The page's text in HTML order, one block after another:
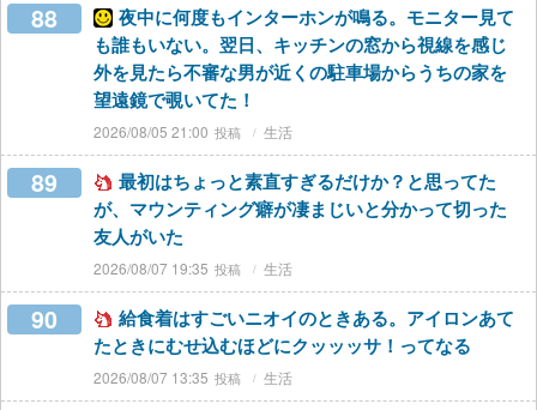
88
夜中に何度もインターホンが鳴る。モニター見て
も誰もいない。翌日、キッチンの窓から視線を感じ
外を見たら不審な男が近くの駐車場からうちの家を
望遠鏡で覗いてた！
2026/08/05 21:00 生活
89
最初はちょっと素直すぎるだけか？と思ってた
が、マウンティング癖が凄まじいと分かって切った
友人がいた
2026/08/07 19:35 生活
90
給食着はすごいニオイのときある。アイロンあて
たときにむせ込むほどにクッッッサ！ってなる
2026/08/07 13:35 生活